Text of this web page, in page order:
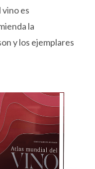
vino es
la
y los ejemplares